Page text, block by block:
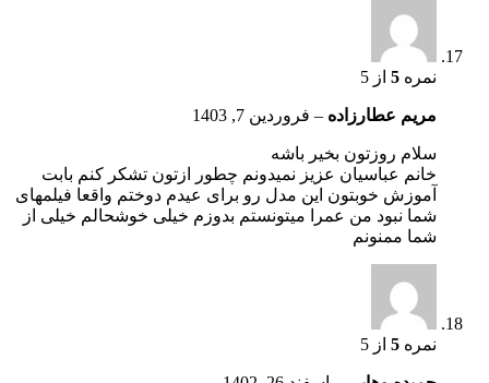
نمره 5 از 5
مریم عطارزاده – فروردین 7, 1403
سلام روزتون بخیر باشه
خانم عباسیان عزیز نمیدونم چطور ازتون تشکر کنم بابت
آموزش خوبتون این مدل رو برای عیدم دوختم واقعا فیلمهای
شما نبود من عمرا میتونستم بدوزم خیلی خوشحالم خیلی از
شما ممنونم
نمره 5 از 5